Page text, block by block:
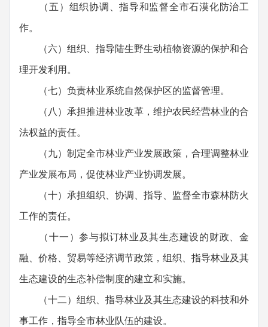
（五）组织协调、指导和监督全市石漠化防治工
作。
（六）组织、指导陆生野生动植物资源的保护和合
理开发利用。
（七）负责林业系统自然保护区的监督管理。
（八）承担推进林业改革，维护农民经营林业的合
法权益的责任。
（九）制定全市林业产业发展政策，合理调整林业
产业发展布局，促使林业产业协调发展。
（十）承担组织、协调、指导、监督全市森林防火
工作的责任。
（十一）参与拟订林业及其生态建设的财政、金
融、价格、贸易等经济调节政策，组织、指导林业及其
生态建设的生态补偿制度的建立和实施。
（十二）组织、指导林业及其生态建设的科技和外
事工作，指导全市林业队伍的建设。